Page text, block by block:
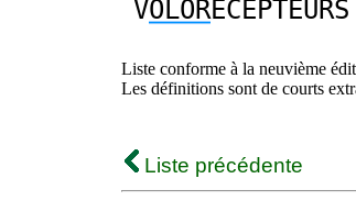
VOLORECEPTEURS
Liste conforme à la neuvième
Les définitions sont de courts
Liste précédente